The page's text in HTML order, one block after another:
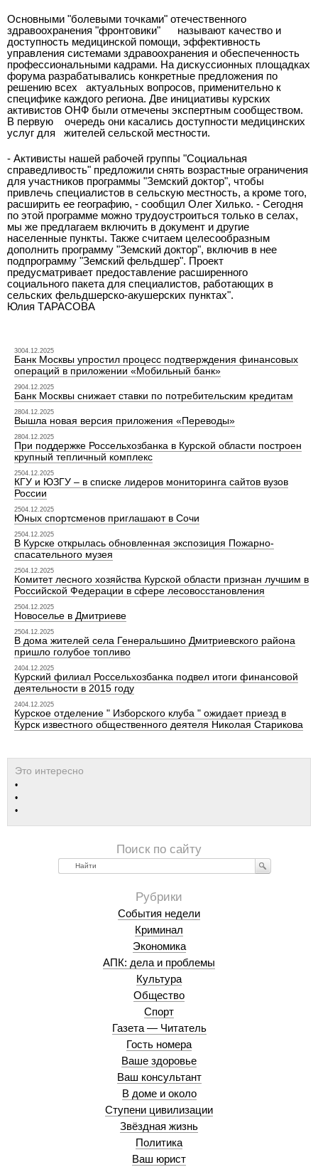
Основными "болевыми точками" отечественного
здравоохранения "фронтовики" называют качество и
доступность медицинской помощи, эффективность
управления системами здравоохранения и обеспеченность
профессиональными кадрами. На дискуссионных площадках
форума разрабатывались конкретные предложения по
решению всех актуальных вопросов, применительно к
специфике каждого региона. Две инициативы курских
активистов ОНФ были отмечены экспертным сообществом.
В первую очередь они касались доступности медицинских
услуг для жителей сельской местности.
- Активисты нашей рабочей группы "Социальная
справедливость" предложили снять возрастные ограничения
для участников программы "Земский доктор", чтобы
привлечь специалистов в сельскую местность, а кроме того,
расширить ее географию, - сообщил Олег Хилько. - Сегодня
по этой программе можно трудоустроиться только в селах,
мы же предлагаем включить в документ и другие
населенные пункты. Также считаем целесообразным
дополнить программу "Земский доктор", включив в нее
подпрограмму "Земский фельдшер". Проект
предусматривает предоставление расширенного
социального пакета для специалистов, работающих в
сельских фельдшерско-акушерских пунктах".
Юлия ТАРАСОВА
3004.12.2025
Банк Москвы упростил процесс подтверждения финансовых
операций в приложении «Мобильный банк»
2904.12.2025
Банк Москвы снижает ставки по потребительским кредитам
2804.12.2025
Вышла новая версия приложения «Переводы»
2804.12.2025
При поддержке Россельхозбанка в Курской области построен
крупный тепличный комплекс
2504.12.2025
КГУ и ЮЗГУ – в списке лидеров мониторинга сайтов вузов
России
2504.12.2025
Юных спортсменов приглашают в Сочи
2504.12.2025
В Курске открылась обновленная экспозиция Пожарно-
спасательного музея
2504.12.2025
Комитет лесного хозяйства Курской области признан лучшим в
Российской Федерации в сфере лесовосстановления
2504.12.2025
Новоселье в Дмитриеве
2504.12.2025
В дома жителей села Генеральшино Дмитриевского района
пришло голубое топливо
2404.12.2025
Курский филиал Россельхозбанка подвел итоги финансовой
деятельности в 2015 году
2404.12.2025
Курское отделение " Изборского клуба " ожидает приезд в
Курск известного общественного деятеля Николая Старикова
Найти
События недели
Криминал
Экономика
АПК: дела и проблемы
Культура
Общество
Спорт
Газета — Читатель
Гость номера
Ваше здоровье
Ваш консультант
В доме и около
Ступени цивилизации
Звёздная жизнь
Политика
Ваш юрист